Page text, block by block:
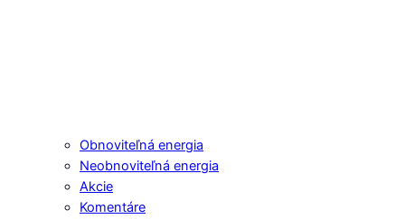
Obnoviteľná energia
Neobnoviteľná energia
Akcie
Komentáre